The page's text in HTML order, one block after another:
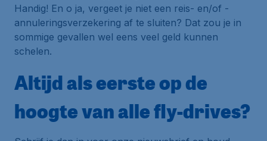
Handig! En o ja, vergeet je niet een reis- en/of -
annuleringsverzekering af te sluiten? Dat zou je in
sommige gevallen wel eens veel geld kunnen
schelen.
Altijd als eerste op de
hoogte van alle fly-drives?